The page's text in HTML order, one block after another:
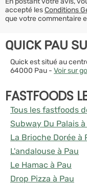
accepté lesConditions
que votre commentaire
QUICK PAU
Quick est situé au
64000 Pau - Voir sur
FASTFOODS
Tous les fastfoods
Subway Du Palais à
La Brioche Dorée à
L'andalouse à Pau
Le Hamac à Pau
Drop Pizza à Pau